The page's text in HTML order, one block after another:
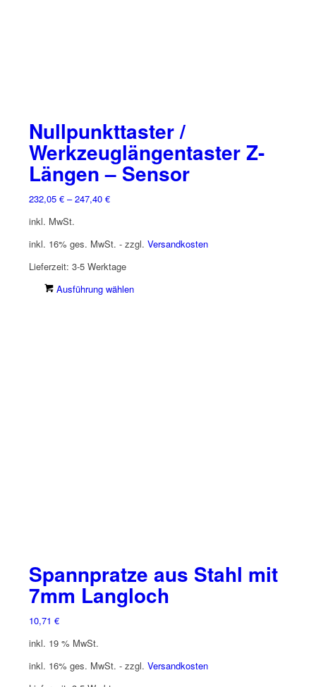
Nullpunkttaster /
Werkzeuglängentaster Z-
Längen – Sensor
232,05 €–247,40 €
inkl. MwSt.
inkl. 16% ges. MwSt. - zzgl. Versandkosten
Lieferzeit: 3-5 Werktage
Ausführung wählen
Spannpratze aus Stahl mit
7mm Langloch
10,71 €
inkl. 19 % MwSt.
inkl. 16% ges. MwSt. - zzgl. Versandkosten